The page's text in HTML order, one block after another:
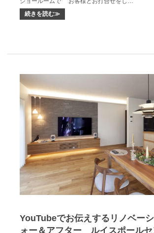
続きを読む≫
YouTubeでお伝えするリノベー
ォー＆アフター ルイスポールセ